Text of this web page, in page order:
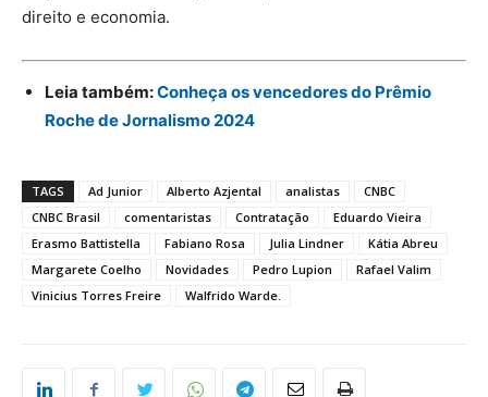
direito e economia.
Leia também:Conheça os vencedores do Prêmio
Roche de Jornalismo 2024
TAGS Ad Junior Alberto Azjental analistas
CNBC
CNBC Brasil
comentaristas Contratação
Eduardo Vieira
Erasmo Battistella
Fabiano Rosa Julia Lindner
Kátia Abreu
Margarete Coelho
Novidades Pedro Lupion
Rafael Valim
Vinicius Torres Freire
Walfrido Warde.